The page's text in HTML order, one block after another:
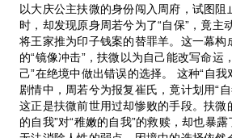
以大庆公主扶微的身份闯入周府，试图阻
时，却发现原身周若兮为了“自保”，竟主
将王家推为印子钱案的替罪羊。这一幕构
的“镜像冲击”，扶微以为自己能改写命运
己”在绝境中做出错误的选择。 这种“自
剧情中，周若兮为报复崔氏，竟计划用“
这正是扶微前世用过却惨败的手段。扶微
的自我”对“稚嫩的自我”的救赎，却也暴